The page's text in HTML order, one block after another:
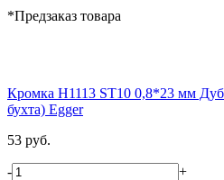
*Предзаказ товара
Кромка H1113 ST10 0,8*23 мм
бухта) Egger
53 руб.
-
+